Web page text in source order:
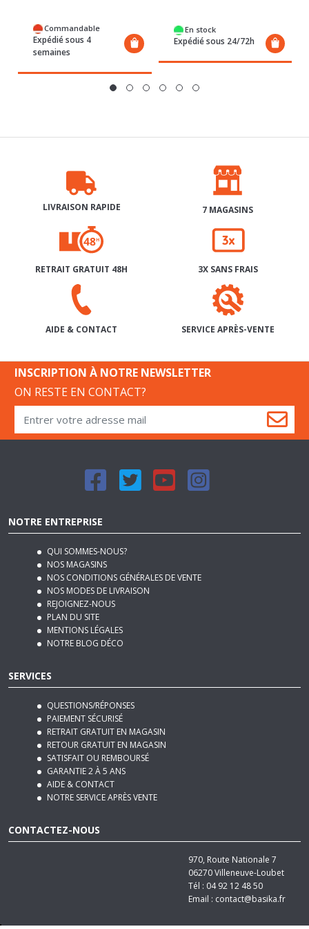
semaines
LIVRAISON RAPIDE 7 MAGASINS
RETRAIT GRATUIT 48H 3X SANS FRAIS
AIDE & CONTACT SERVICE APRÈS-VENTE
ON RESTE EN CONTACT?
NOTRE ENTREPRISE
QUI SOMMES-NOUS?
NOS MAGASINS
NOS CONDITIONS GÉNÉRALES DE VENTE
NOS MODES DE LIVRAISON
REJOIGNEZ-NOUS
PLAN DU SITE
MENTIONS LÉGALES
NOTRE BLOG DÉCO
SERVICES
QUESTIONS/RÉPONSES
PAIEMENT SÉCURISÉ
RETRAIT GRATUIT EN MAGASIN
RETOUR GRATUIT EN MAGASIN
SATISFAIT OU REMBOURSÉ
GARANTIE 2 À 5 ANS
AIDE & CONTACT
NOTRE SERVICE APRÈS VENTE
CONTACTEZ-NOUS
06270Villeneuve-Loubet
Tél : 04 92 12 48 50
Email :contact@basika.fr